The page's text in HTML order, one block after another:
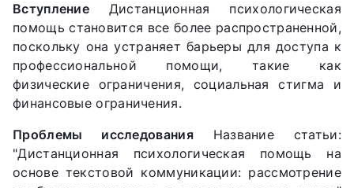
Вступление Дистанционная психологическая
помощь становится все более распространенной,
поскольку она устраняет барьеры для доступа к
профессиональной помощи, такие как
физические ограничения, социальная стигма и
финансовые ограничения.
Проблемы исследованияНазвание статьи:
"Дистанционная психологическая помощь на
основе текстовой коммуникации: рассмотрение